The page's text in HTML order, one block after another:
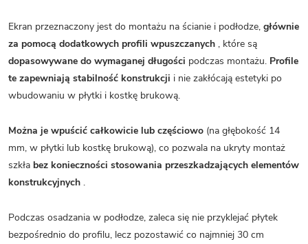
Ekran przeznaczony jest do montażu na ścianie i podłodze, głównie
za pomocą dodatkowych profili wpuszczanych , które są
dopasowywane do wymaganej długości podczas montażu. Profile
te zapewniają stabilność konstrukcji i nie zakłócają estetyki po
wbudowaniu w płytki i kostkę brukową.
Można je wpuścić całkowicie lub częściowo (na głębokość 14
mm, w płytki lub kostkę brukową), co pozwala na ukryty montaż
szkła bez konieczności stosowania przeszkadzających elementów
konstrukcyjnych .
Podczas osadzania w podłodze, zaleca się nie przyklejać płytek
bezpośrednio do profilu, lecz pozostawić co najmniej 30 cm